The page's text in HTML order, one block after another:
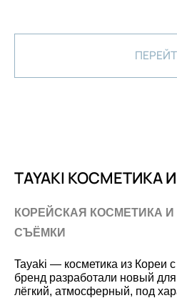
TAYAKI КОСМЕТИКА
КОРЕЙСКАЯ КОСМЕТИКА
СЪЁМКИ
Tayaki — косметика из Кореи
бренд разработали новый
лёгкий, атмосферный, под